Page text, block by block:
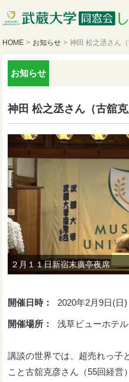
HOME > お知らせ > 神田 松之丞さん
お知らせ
神田 松之丞さん（古舘
２月１１日新宿末廣亭夜席
開催日時： 2020年2月9日(日)
開催場所： 浅草ビューホテ
講談の世界では、超売れっ子
こと古舘克彦さん（55回経営